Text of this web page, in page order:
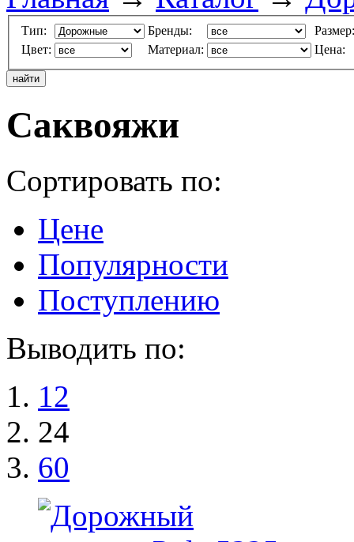
Тип: Бренды:
Размер:
Цвет:
Материал: Цена:
Саквояжи
Сортировать по:
Цене
Популярности
Поступлению
Выводить по:
12
24
60